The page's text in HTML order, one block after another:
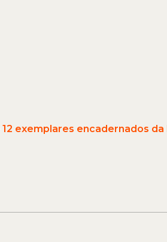
exemplares encadernados